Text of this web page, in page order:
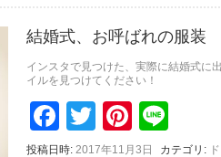
結婚式、お呼ばれの服装
インスタで見つけた、実際に結婚式に
イルを見つけてください！
FacebookTwitter Pinterest
投稿日時: 2017年11月3日 カテゴリ: